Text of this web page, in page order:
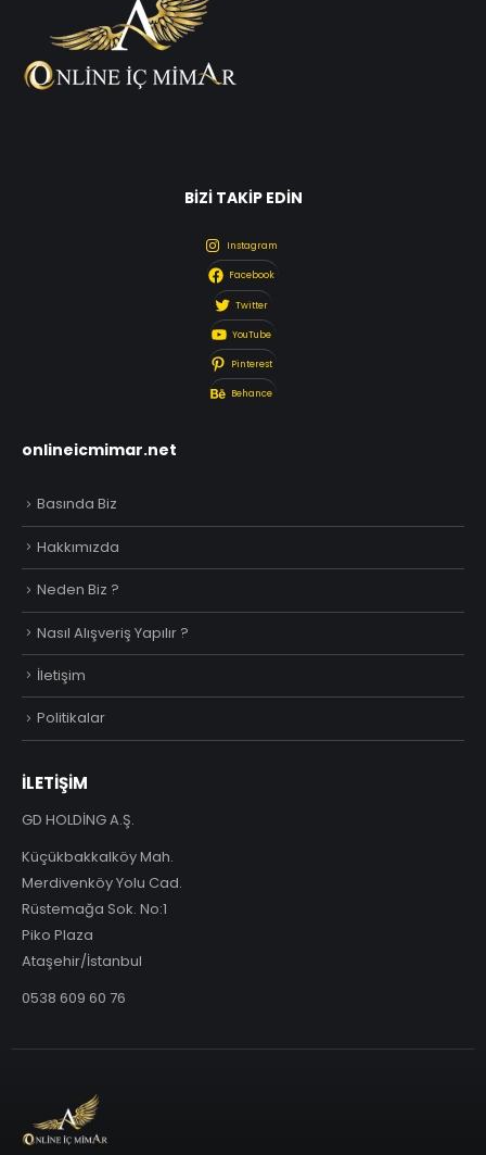
BİZİ TAKİP EDİN
Instagram
Facebook
Twitter
YouTube
Pinterest
Behance
onlineicmimar.net
Basında Biz
Hakkımızda
Neden Biz ?
Nasıl Alışveriş Yapılır ?
İletişim
Politikalar
İLETİŞİM
GD HOLDİNG A.Ş.
Küçükbakkalköy Mah.
Merdivenköy Yolu Cad.
Rüstemağa Sok. No:1
Piko Plaza
Ataşehir/İstanbul
0538 609 60 76